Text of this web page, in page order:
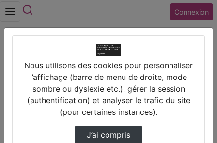
Connexion
Vidéos
Filtres
Types
Autre
Conférence
Nous utilisons des cookies pour personnaliser
l’affichage (barre de menu de droite, mode
sombre ou dyslexie etc.), gérer la session
(authentification) et analyser le trafic du site
(pour certaines instances).
J’ai compris